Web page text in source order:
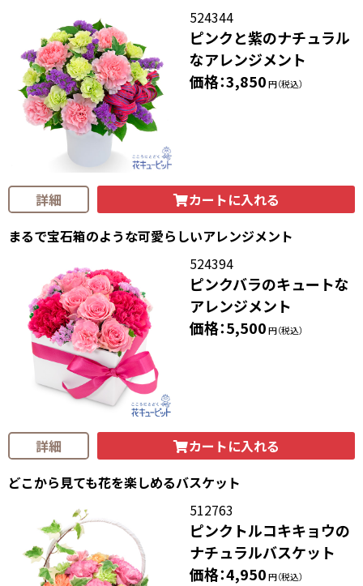
524344
ピンクと紫のナチュラル
なアレンジメント
価格：3,850円（税込）
詳細
カートに入れる
まるで宝石箱のような可愛らしいアレンジメント
524394
ピンクバラのキュートな
アレンジメント
価格：5,500円（税込）
詳細
カートに入れる
どこから見ても花を楽しめるバスケット
512763
ピンクトルコキキョウの
ナチュラルバスケット
価格：4,950円（税込）